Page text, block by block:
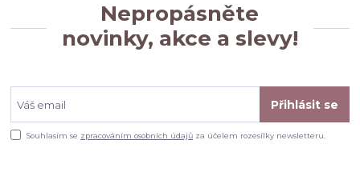
Nepropásněte
novinky, akce a slevy!
Přihlásit se
Souhlasím se zpracováním osobních údajů za účelem rozesílky newsletteru.